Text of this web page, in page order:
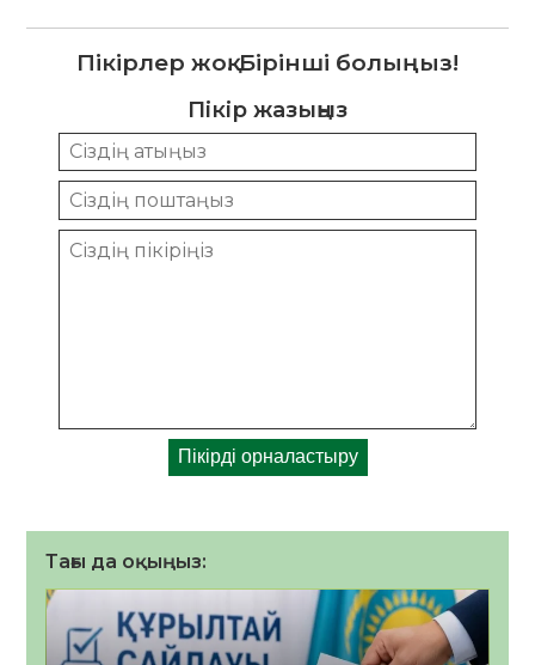
Пікірлер жоқ. Бірінші болыңыз!
Пікір жазыңыз
Тағы да оқыңыз: